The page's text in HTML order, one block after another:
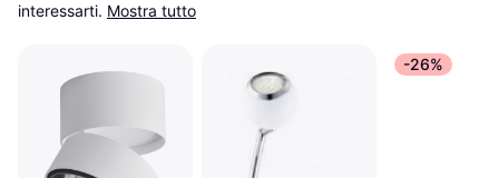
interessarti. Mostra tutto
-26%